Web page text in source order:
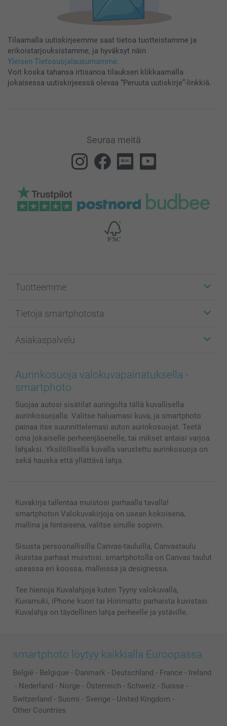
Tilaamalla uutiskirjeemme saat tietoa tuotteistamme ja
erikoistarjouksistamme, ja hyväksyt näin
Yleisen Tietosuojalausumamme.
Voit koska tahansa irtisanoa tilauksen klikkaamalla
jokaisessa uutiskirjeessä olevaa “Peruuta uutiskirje”-linkkiä.
Seuraa meitä
Tuotteemme
Kuvakortit
Kuvakirjat
Valokuvat, Julisteet & Taskukirjat
Kännykkä & Tabletti
Kuvakalenterit & Päivyrit
Valokuvakehykset & Lisätarvikkeet
Lahjakortti
Kaikki kuvatuotteet
Tietoja smartphotosta
Affiliate ohjelma
Evästekäytäntö
Sivukartta
Investor Relations
Asiakaspalvelu
100% tyytyväisyystakuu
smartbonus
Tilausten tila
Aurinkosuoja valokuvapainatuksella -
smartphoto
Suojaa autosi sisätilat auringolta tällä kuvallisella
aurinkosuojalla. Valitse haluamasi kuva, ja smartphoto
painaa itse suunnittelemasi auton aurinkosuojat. Teetä
oma jokaiselle perheenjäsenelle, tai mikset antaisi varjoa
lahjaksi. Yksilöllisellä kuvalla varustettu aurinkosuoja on
sekä hauska että yllättävä lahja.
Kuvakirja tallentaa muistosi parhaalla tavalla!
smartphoton Valokuvakirjoja on usean kokoisena,
mallina ja hintaisena, valitse sinulle sopivin.
Sisusta persoonallisilla Canvas-tauluilla, Canvastaulu
ikuistaa parhaat muistosi. smartphotolla on Canvas taulut
useassa eri koossa, malleissa ja designessa.
Tee hienoja Kuvalahjoja kuten Tyyny valokuvalla,
Kuvamuki, iPhone kuori tai Hiirimatto parhaista kuvistasi.
Kuvalahja on täydellinen lahja perheelle ja ystäville.
smartphoto löytyy kaikkialla Euroopassa
België - Belgique - Danmark - Deutschland - France - Ireland
- Nederland - Norge - Österreich - Schweiz - Suisse -
Switzerland - Suomi - Sverige - United Kingdom -
Other Countries